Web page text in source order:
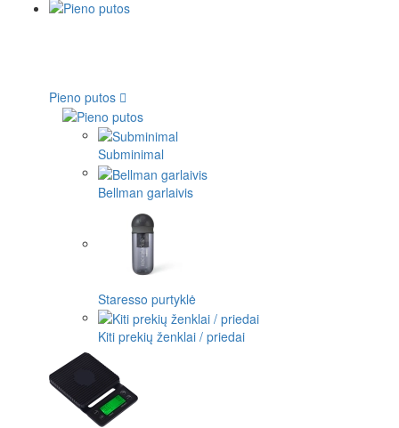
Pieno putos
Subminimal
Bellman garlaivis
Staresso purtyklė
Kiti prekių ženklai / priedai